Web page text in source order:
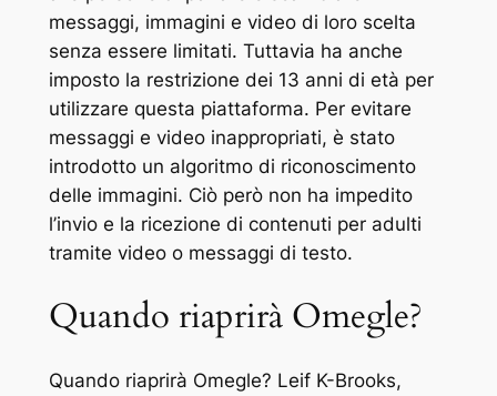
messaggi, immagini e video di loro scelta
senza essere limitati. Tuttavia ha anche
imposto la restrizione dei 13 anni di età per
utilizzare questa piattaforma. Per evitare
messaggi e video inappropriati, è stato
introdotto un algoritmo di riconoscimento
delle immagini. Ciò però non ha impedito
l’invio e la ricezione di contenuti per adulti
tramite video o messaggi di testo.
Quando riaprirà Omegle?
Quando riaprirà Omegle? Leif K-Brooks,